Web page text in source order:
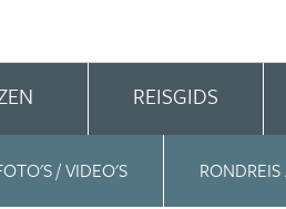
REISGIDS
/ VIDEO'S